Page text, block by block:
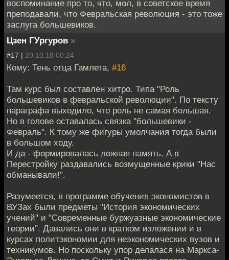
воспоминание про то, что, мол, в советское время
преподавали, что Февральская революция - это тоже
заслуга большевиков.
Цзен ГУргуров »
#17 | 20.10.18 00:24
Кому: Тень отца Гамлета, #16
Там курс был составлен хитро. Типа "Роль
большевиков в февральской революции". По тексту
параграфа выходило, что роль не самая большая.
Но в голове оставалась связка "большевики -
Февраль". К тому же фигуры умолчания тогда были
в большом ходу.
И да - формировалась ложная память. А в
Перестройку раздавались возмущенные крики "Нас
обманывали!".
Разумеется, в программе обучения экономистов в
ВУЗах были предметы "История экономических
учений" и "Современные буржуазные экономические
теории". Давались они в кратком изложении и в
курсах политэкономии для неэкономических вузов и
техникумов. Но поскольку упор делалася на Маркса-